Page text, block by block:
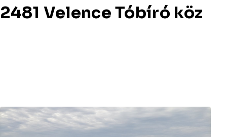
2481 Velence Tóbíró köz